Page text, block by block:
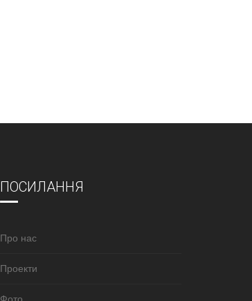
ПОСИЛАННЯ
Про нас
Проекти